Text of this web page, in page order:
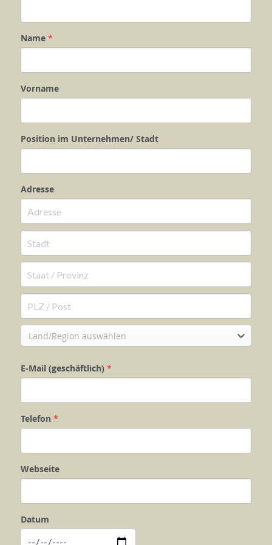
Name *
Vorname
Position im Unternehmen/ Stadt
Adresse
Land/Region auswählen
E-Mail (geschäftlich) *
Telefon *
Webseite
Datum